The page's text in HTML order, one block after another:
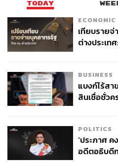
TODAY
ECONOMIC
เทียบรายจ่
ต่างประเ
BUSINESS
แบงก์ไร้สา
สินเชื่อชั่ว
POLITICS
‘ประภาศ ค
อดีตอธิบดี